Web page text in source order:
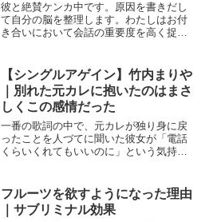
彼と絶賛ケンカ中です。原因を書きだし
て自分の脳を整理します。わたしはお付
き合いにおいて会話の重要度を高く捉え
識量とそれを適所で応用できる賢さが必
要だと思います。一例です...
【シングルアゲイン】竹内まりや
｜別れた元カレに抱いたのはまさ
しくこの感情だった
一番の歌詞の中で、元カレが独り身に戻
ったことを人づてに聞いた彼女が「電話
くらいくれてもいいのに」という気持ち
い。とクロージングする、この絶妙な女
心の描写！わたしも四捨五入...
フルーツを欲すようになった理由
｜サブリミナル効果